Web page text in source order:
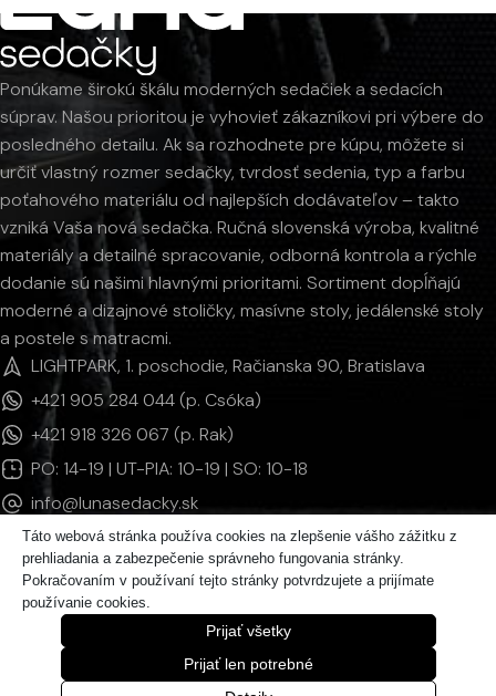
Ponúkame širokú škálu moderných sedačiek a sedacích
súprav. Našou prioritou je vyhovieť zákazníkovi pri výbere do
posledného detailu. Ak sa rozhodnete pre kúpu, môžete si
určiť vlastný rozmer sedačky, tvrdosť sedenia, typ a farbu
poťahového materiálu od najlepších dodávateľov – takto
vzniká Vaša nová sedačka. Ručná slovenská výroba, kvalitné
materiály a detailné spracovanie, odborná kontrola a rýchle
dodanie sú našimi hlavnými prioritami. Sortiment dopĺňajú
moderné a dizajnové stoličky, masívne stoly, jedálenské stoly
a postele s matracmi.
LIGHTPARK, 1. poschodie, Račianska 90, Bratislava
+421 905 284 044 (p. Csóka)
+421 918 326 067 (p. Rak)
PO: 14-19 | UT-PIA: 10-19 | SO: 10-18
info@lunasedacky.sk
INFORMÁCIE
KATEGÓRIE PRODUKTOV
© 2011 - 2026 LUNAsedačky | Všetky práva vyhradené.
Táto webová stránka používa cookies na zlepšenie vášho zážitku z
prehliadania a zabezpečenie správneho fungovania stránky.
Pokračovaním v používaní tejto stránky potvrdzujete a prijímate
používanie cookies.
Prijať všetky
Prijať len potrebné